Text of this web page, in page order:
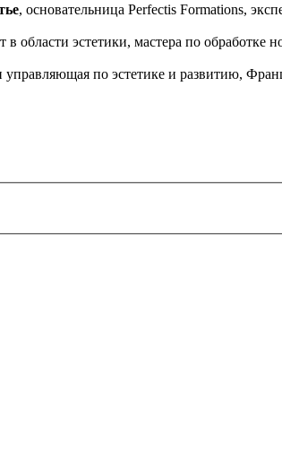
, основательница Perfectis Formations,
в области эстетики, мастера по обработке
по эстетике и развитию,